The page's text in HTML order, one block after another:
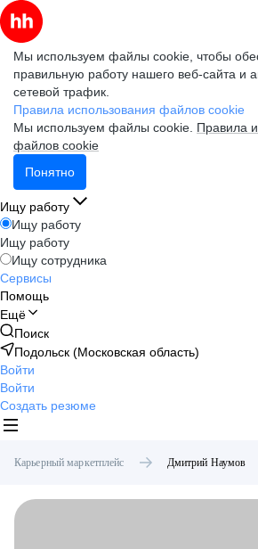
Мы используем файлы cookie, чтобы
правильную работу нашего веб-сайта и
сетевой трафик.
Правила использования файлов cookie
Мы используем файлы cookie. Правила
файлов cookie
Понятно
Ищу работу
Ищу работу
Ищу работу
Ищу сотрудника
Сервисы
Помощь
Ещё
Поиск
Подольск (Московская область)
Войти
Войти
Создать резюме
Карьерный маркетплейс Дмитрий Наумов